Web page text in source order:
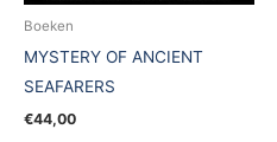
Boeken
MYSTERY OF ANCIENT
SEAFARERS
€44,00